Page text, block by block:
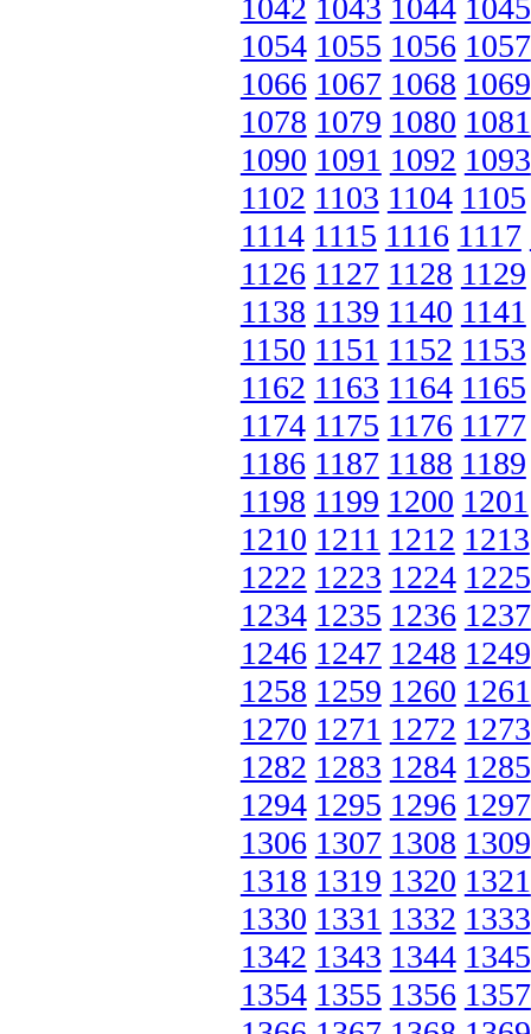
1042 1043 1044 1045
1054 1055 1056 1057
1066 1067 1068 1069
1078 1079 1080 1081
1090 1091 1092 1093
1102 1103 1104 1105
1114 1115 1116 1117
1126 1127 1128 1129
1138 1139 1140 1141
1150 1151 1152 1153
1162 1163 1164 1165
1174 1175 1176 1177
1186 1187 1188 1189
1198 1199 1200 1201
1210 1211 1212 1213
1222 1223 1224 1225
1234 1235 1236 1237
1246 1247 1248 1249
1258 1259 1260 1261
1270 1271 1272 1273
1282 1283 1284 1285
1294 1295 1296 1297
1306 1307 1308 1309
1318 1319 1320 1321
1330 1331 1332 1333
1342 1343 1344 1345
1354 1355 1356 1357